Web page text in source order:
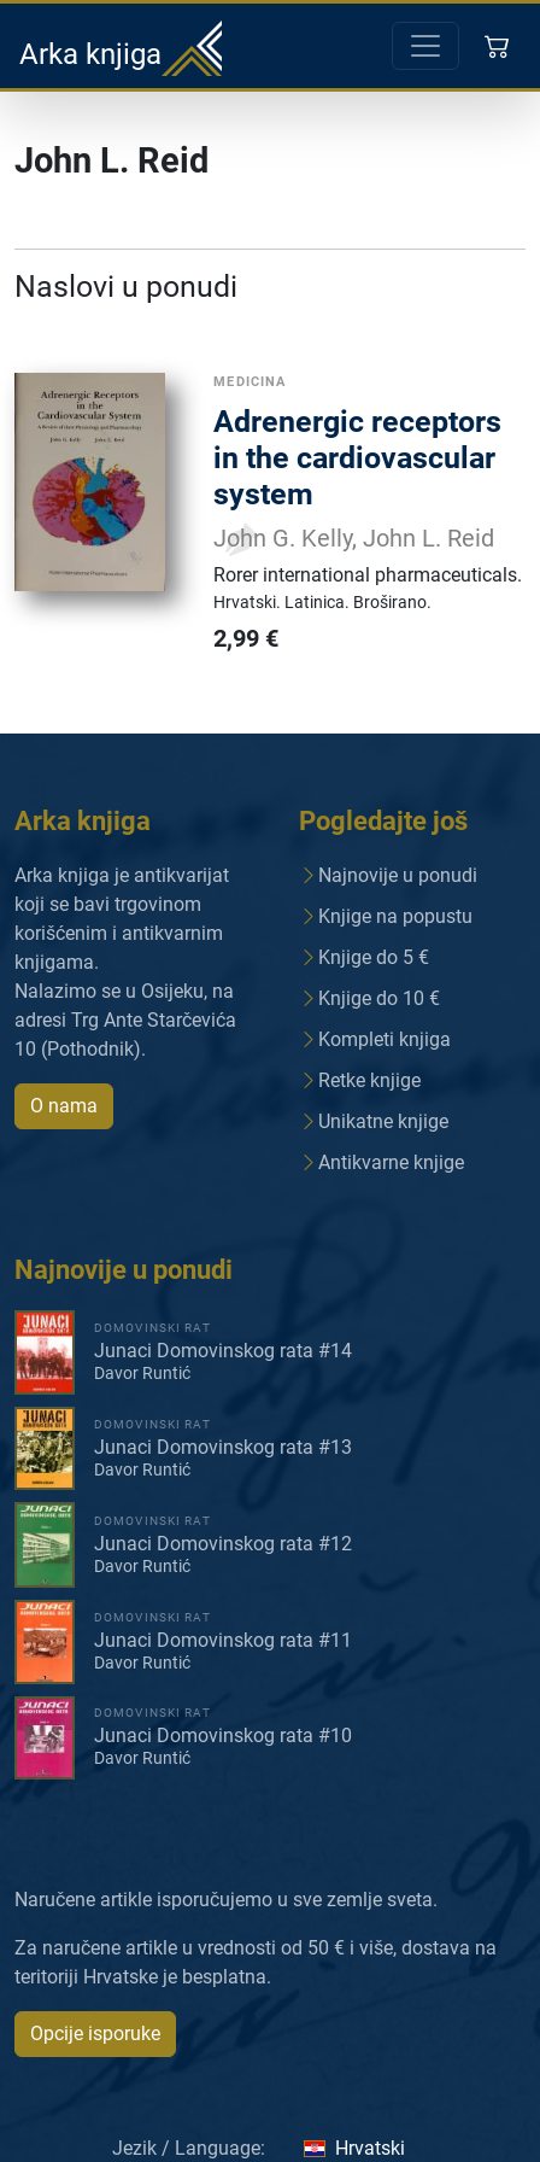
Arka knjiga
John L. Reid
Naslovi u ponudi
MEDICINA
Adrenergic receptors
in the cardiovascular
system
John G. Kelly, John L. Reid
Rorer international pharmaceuticals.
Hrvatski. Latinica. Broširano.
2,99 €
Arka knjiga
Arka knjiga je antikvarijat
koji se bavi trgovinom
korišćenim i antikvarnim
knjigama.
Nalazimo se u Osijeku, na
adresi Trg Ante Starčevića
10 (Pothodnik).
O nama
Pogledajte još
Najnovije u ponudi
Knjige na popustu
Knjige do 5 €
Knjige do 10 €
Kompleti knjiga
Retke knjige
Unikatne knjige
Antikvarne knjige
Najnovije u ponudi
DOMOVINSKI RAT
Junaci Domovinskog rata #14
Davor Runtić
DOMOVINSKI RAT
Junaci Domovinskog rata #13
Davor Runtić
DOMOVINSKI RAT
Junaci Domovinskog rata #12
Davor Runtić
DOMOVINSKI RAT
Junaci Domovinskog rata #11
Davor Runtić
DOMOVINSKI RAT
Junaci Domovinskog rata #10
Davor Runtić
Naručene artikle isporučujemo u sve zemlje sveta.
Za naručene artikle u vrednosti od 50 € i više, dostava na
teritoriji Hrvatske je besplatna.
Opcije isporuke
Jezik / Language: Hrvatski